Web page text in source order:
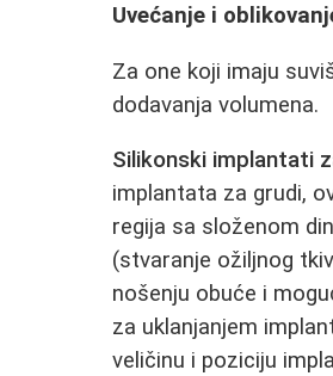
Uvećanje i
Za one koji imaju
dodavanja volumena.
Silikonski implantati
implantata za grudi,
regija sa složenom
(stvaranje ožiljnog
nošenju obuće i
za uklanjanjem
veličinu i poziciju